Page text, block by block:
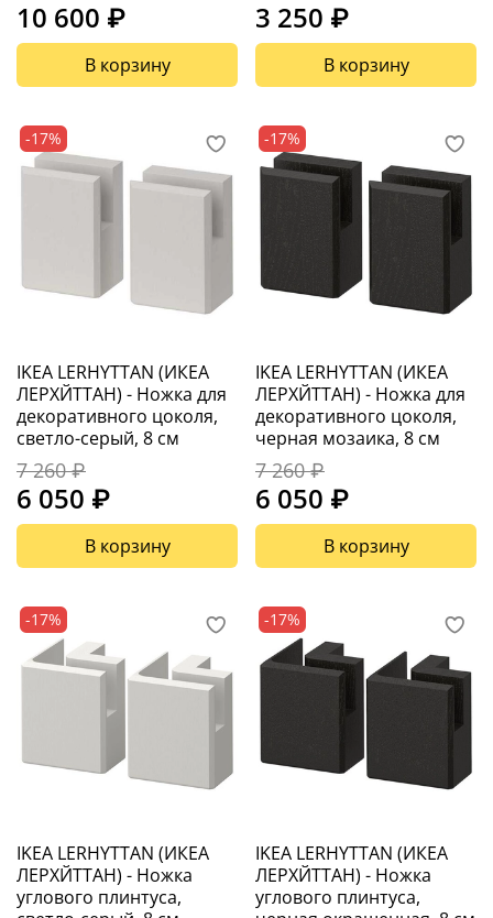
10 600 ₽
В корзину
3 250 ₽
В корзину
-17%
IKEA LERHYTTAN (ИКЕА
ЛЕРХЙТТАН) - Ножка для
декоративного цоколя,
светло-серый, 8 см
7 260 ₽
6 050 ₽
В корзину
-17%
IKEA LERHYTTAN (ИКЕА
ЛЕРХЙТТАН) - Ножка для
декоративного цоколя,
черная мозаика, 8 см
7 260 ₽
6 050 ₽
В корзину
-17%
IKEA LERHYTTAN (ИКЕА
ЛЕРХЙТТАН) - Ножка
углового плинтуса,
-17%
IKEA LERHYTTAN (ИКЕА
ЛЕРХЙТТАН) - Ножка
углового плинтуса,